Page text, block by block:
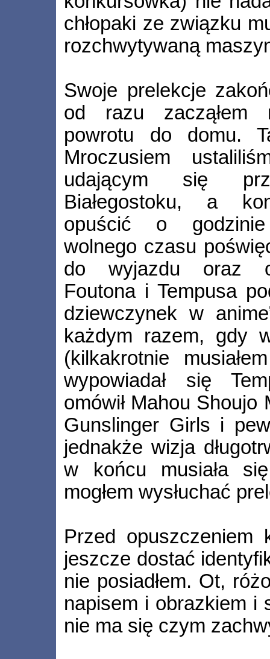
chłopaki ze związku
rozchwytywaną
Swoje prelekcje
od razu zacząłem
powrotu do domu.
Mroczusiem
udającym się
Białegostoku, a
opuścić o
wolnego czasu
do wyjazdu oraz
Foutona i Tempusa
dziewczynek w
każdym razem, gdy
(kilkakrotnie
wypowiadał się
omówił Mahou
Gunslinger Girls i
jednakże wizja
w końcu musiała
mogłem wysłuchać
Przed opuszczeniem
jeszcze dostać
nie posiadłem. Ot,
napisem i obrazkiem i
nie ma się czym